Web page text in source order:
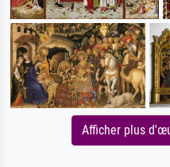
Afficher plus